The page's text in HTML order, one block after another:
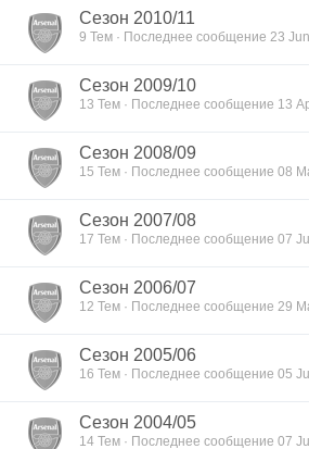
Сезон 2010/11
9 Тем · Последнее сообщение 23
Сезон 2009/10
13 Тем · Последнее сообщение 13
Сезон 2008/09
15 Тем · Последнее сообщение 08
Сезон 2007/08
17 Тем · Последнее сообщение 07
Сезон 2006/07
12 Тем · Последнее сообщение 29
Сезон 2005/06
16 Тем · Последнее сообщение 05
Сезон 2004/05
14 Тем · Последнее сообщение 07